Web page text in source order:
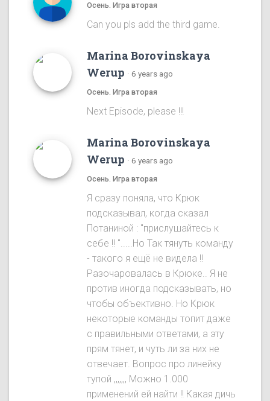
Осень. Игра вторая
Can you pls add the third game.
Marina Borovinskaya
Werup · 6 years ago
Осень. Игра вторая
Next Episode, please !!!
Marina Borovinskaya
Werup · 6 years ago
Осень. Игра вторая
Я сразу понялa, что Крюк
подсказывал, когда сказал
Потаниной : "прислушайтесь к
себе !! ".....Ho Так тянуть команду
- такого я ещё не видела !!
Разочаровалась в Крюке.. Я не
против иногда подсказывать, но
чтобы объективно. Ho Крюк
некоторые команды топит даже
с правильными ответами, а эту
прям тянет, и чуть ли за них не
отвечает. Вопрос про линейку
тупой ,,,,,,, Можно 1.000
применений ей найти !! Какая дичь